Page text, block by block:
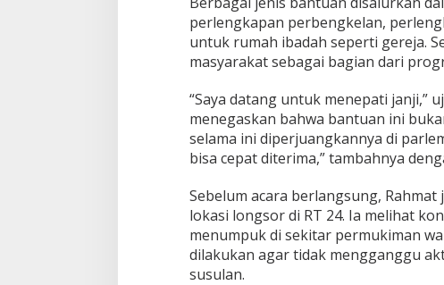
perlengkapan perbengkelan,
untuk rumah ibadah seperti gereja.
masyarakat sebagai bagian dari
“Saya datang untuk menepati janji,”
menegaskan bahwa bantuan ini
selama ini diperjuangkannya di
bisa cepat diterima,” tambahnya
Sebelum acara berlangsung,
lokasi longsor di RT 24. Ia melihat
menumpuk di sekitar permukiman
dilakukan agar tidak mengganggu
susulan.